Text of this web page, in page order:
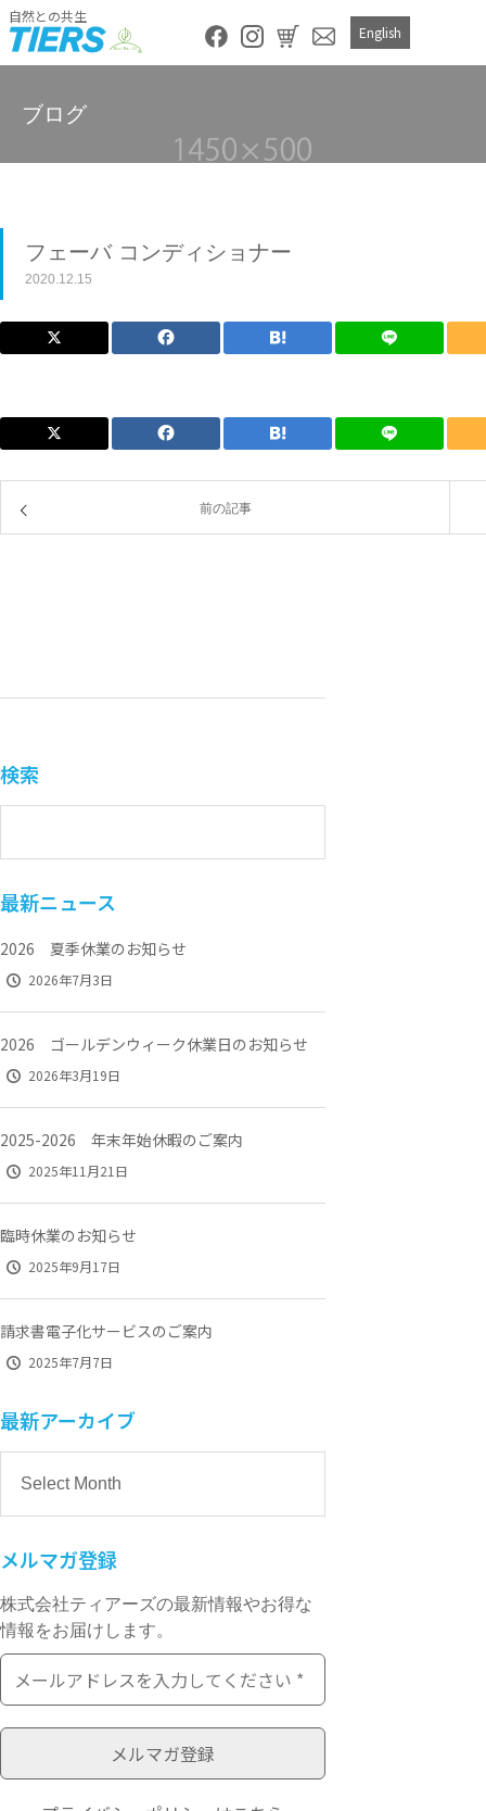
自然との共生
English
ブログ
フェーバ コンディショナー
2020.12.15
前の記事
検索
最新ニュース
2026 夏季休業のお知らせ
2026年7月3日
2026 ゴールデンウィーク休業日のお知らせ
2026年3月19日
2025-2026 年末年始休暇のご案内
2025年11月21日
臨時休業のお知らせ
2025年9月17日
請求書電子化サービスのご案内
2025年7月7日
最新アーカイブ
メルマガ登録
株式会社ティアーズの最新情報やお得な
情報をお届けします。